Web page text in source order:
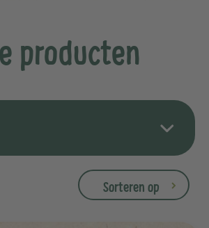
producten
Sorteren op